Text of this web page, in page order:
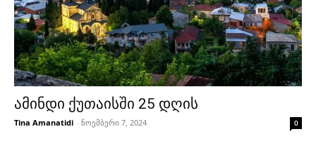
ამინდი ქუთაისში 25 დღის
Tina Amanatidi - ნოემბერი 7, 2024 0